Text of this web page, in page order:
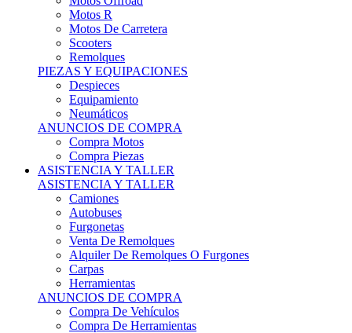
Motos R
Motos De Carretera
Scooters
Remolques
PIEZAS Y EQUIPACIONES
Despieces
Equipamiento
Neumáticos
ANUNCIOS DE COMPRA
Compra Motos
Compra Piezas
ASISTENCIA Y TALLER
ASISTENCIA Y TALLER
Camiones
Autobuses
Furgonetas
Venta De Remolques
Alquiler De Remolques O Furgones
Carpas
Herramientas
ANUNCIOS DE COMPRA
Compra De Vehículos
Compra De Herramientas